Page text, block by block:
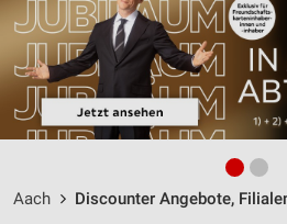
Aach Discounter Angebote,